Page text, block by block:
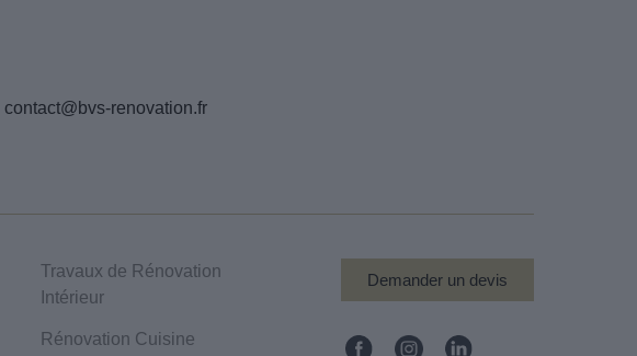
contact@bvs-renovation.fr
Travaux de Rénovation
Intérieur
Rénovation Cuisine
Demander un devis